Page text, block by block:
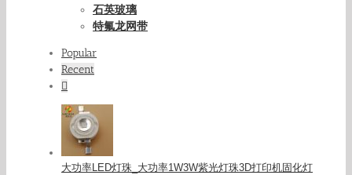
石英玻璃
特氟龙网带
Popular
Recent
大功率LED灯珠_大功率1W3W紫光灯珠3D打印机固化灯